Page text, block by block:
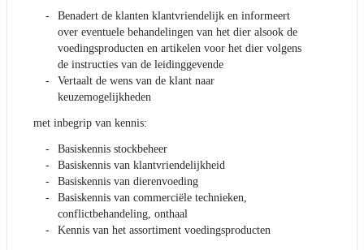
Benadert de klanten klantvriendelijk en informeert
over eventuele behandelingen van het dier alsook de
voedingsproducten en artikelen voor het dier volgens
de instructies van de leidinggevende
Vertaalt de wens van de klant naar
keuzemogelijkheden
met inbegrip van kennis:
Basiskennis stockbeheer
Basiskennis van klantvriendelijkheid
Basiskennis van dierenvoeding
Basiskennis van commerciële technieken,
conflictbehandeling, onthaal
Kennis van het assortiment voedingsproducten